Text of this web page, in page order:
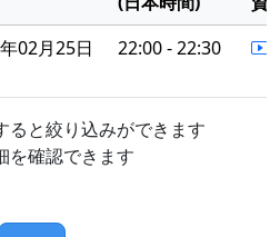
02月25日 22:00 - 22:30
と絞り込みができます
を確認できます